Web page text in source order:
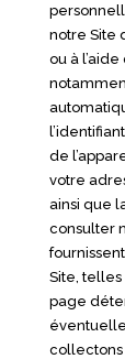
notre Site
ou à
de
votre
ainsi que
consulter
Site,
page
collectons